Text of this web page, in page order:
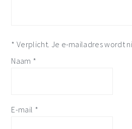
* Verplicht. Je e-mailadres wordt
Naam *
E-mail *